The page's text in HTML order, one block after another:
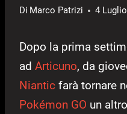
Di Marco Patrizi 4
Dopo la prima
ad Articuno, da
Niantic farà tornare
Pokémon GO un